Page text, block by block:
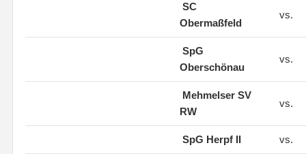
SC
Obermaßfeld
vs.
SpG
Oberschönau
vs.
Mehmelser SV
RW
vs.
SpG Herpf II vs.